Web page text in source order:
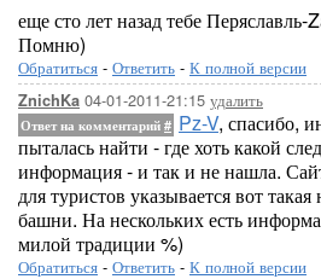
еще сто лет назад тебе
Помню)
Обратиться - Ответить - К полной версии
ZnichKa 04-01-2011-21:15 удалить
Ответ на комментарий # Pz-V, спасибо,
пыталась найти - где хоть какой
информация - и так и не нашла.
для туристов указывается вот
башни. На нескольких есть
милой традиции %)
Обратиться - Ответить - К полной версии